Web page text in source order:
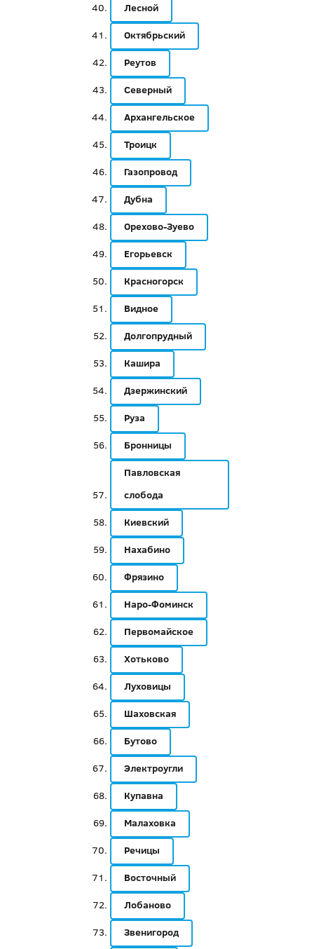
Лесной
Октябрьский
Реутов
Северный
Архангельское
Троицк
Газопровод
Дубна
Орехово-Зуево
Егорьевск
Красногорск
Видное
Долгопрудный
Кашира
Дзержинский
Руза
Бронницы
Павловская
слобода
Киевский
Нахабино
Фрязино
Наро-Фоминск
Первомайское
Хотьково
Луховицы
Шаховская
Бутово
Электроугли
Купавна
Малаховка
Речицы
Восточный
Лобаново
Звенигород